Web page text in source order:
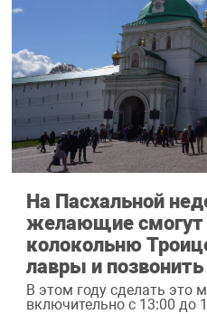
На Пасхальной
желающие смогут
колокольню
лавры и
В этом году сделать это
включительно с 13:00 до